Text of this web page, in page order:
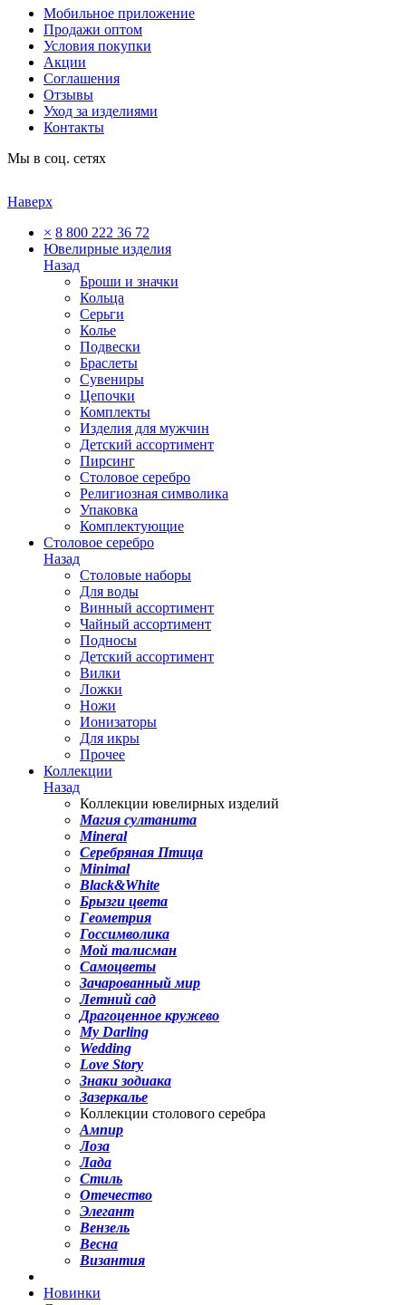
Мобильное приложение
Продажи оптом
Условия покупки
Акции
Соглашения
Отзывы
Уход за изделиями
Контакты
Мы в соц. сетях
Наверх
× 8 800 222 36 72
Ювелирные изделия
Назад
Броши и значки
Кольца
Серьги
Колье
Подвески
Браслеты
Сувениры
Цепочки
Комплекты
Изделия для мужчин
Детский ассортимент
Пирсинг
Столовое серебро
Религиозная символика
Упаковка
Комплектующие
Столовое серебро
Назад
Столовые наборы
Для воды
Винный ассортимент
Чайный ассортимент
Подносы
Детский ассортимент
Вилки
Ложки
Ножи
Ионизаторы
Для икры
Прочее
Коллекции
Назад
Коллекции ювелирных изделий
Магия султанита
Mineral
Серебряная Птица
Minimal
Black&White
Брызги цвета
Геометрия
Госсимволика
Мой талисман
Самоцветы
Зачарованный мир
Летний сад
Драгоценное кружево
My Darling
Wedding
Love Story
Знаки зодиака
Зазеркалье
Коллекции столового серебра
Ампир
Лоза
Лада
Стиль
Отечество
Элегант
Вензель
Весна
Византия
Новинки